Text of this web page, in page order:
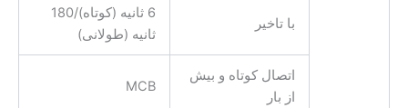
با تاخیر
6 ثانیه (کوتاه)/180
ثانیه (طولانی)
اتصال کوتاه و بیش
از بار
MCB